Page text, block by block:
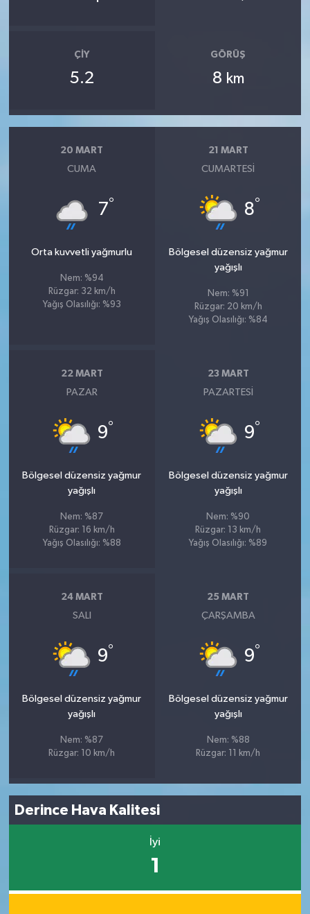
ÇIY
5.2
GÖRÜŞ
8 km
20 MART
CUMA
7°
Orta kuvvetli yağmurlu
Nem: %94
Rüzgar: 32 km/h
Yağış Olasılığı: %93
21 MART
CUMARTESI
8°
Bölgesel düzensiz yağmur
yağışlı
Nem: %91
Rüzgar: 20 km/h
Yağış Olasılığı: %84
22 MART
PAZAR
9°
Bölgesel düzensiz yağmur
yağışlı
Nem: %87
Rüzgar: 16 km/h
Yağış Olasılığı: %88
23 MART
PAZARTESI
9°
Bölgesel düzensiz yağmur
yağışlı
Nem: %90
Rüzgar: 13 km/h
Yağış Olasılığı: %89
24 MART
SALI
9°
Bölgesel düzensiz yağmur
yağışlı
Nem: %87
Rüzgar: 10 km/h
25 MART
ÇARŞAMBA
9°
Bölgesel düzensiz yağmur
yağışlı
Nem: %88
Rüzgar: 11 km/h
Derince Hava Kalitesi
İyi
1